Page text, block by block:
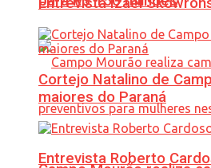
Cortejo Natalino de
maiores do Paraná
Entrevista Roberto